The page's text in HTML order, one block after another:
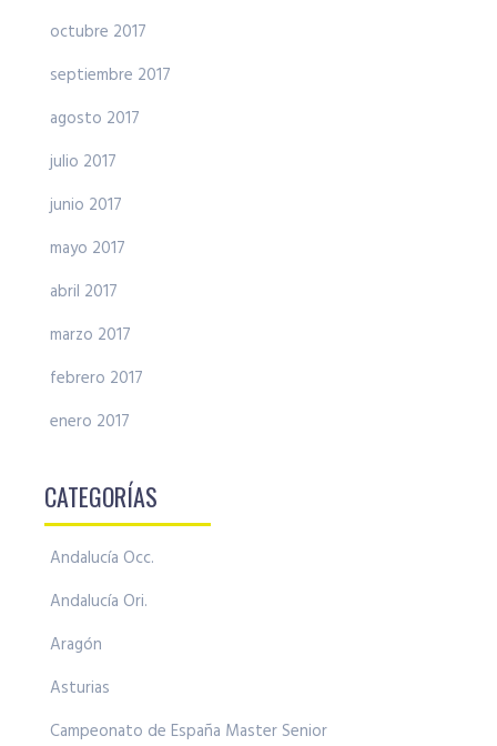
octubre 2017
septiembre 2017
agosto 2017
julio 2017
junio 2017
mayo 2017
abril 2017
marzo 2017
febrero 2017
enero 2017
CATEGORÍAS
Andalucía Occ.
Andalucía Ori.
Aragón
Asturias
Campeonato de España Master Senior